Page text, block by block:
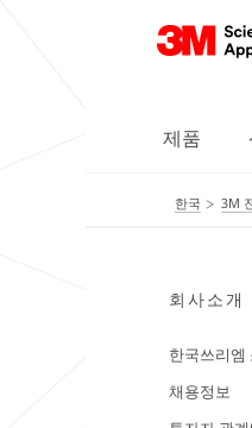
제품
한국 3M
회사소개
한국쓰리엠
채용정보